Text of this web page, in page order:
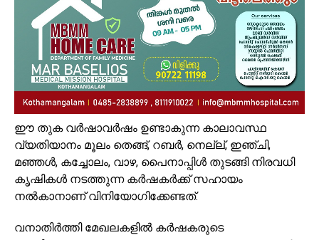
ഈ തുക വര്‍ഷാവര്‍ഷം ഉണ്ടാകുന്ന കാലാവസ്ഥ
വ്യതിയാനം മൂലം തെങ്ങ്, റബര്‍, നെല്ല്, ഇഞ്ചി,
മഞ്ഞള്‍, കച്ചോലം, വാഴ, പൈനാപ്പിള്‍ തുടങ്ങി നിരവധി
കൃഷികള്‍ നടത്തുന്ന കര്‍ഷകര്‍ക്ക് സഹായം
നല്‍കാനാണ് വിനിയോഗിക്കേണ്ടത്.
വനാതിര്‍ത്തി മേഖലകളില്‍ കര്‍ഷകരുടെ